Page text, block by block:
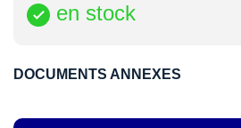
 en stock
DOCUMENTS ANNEXES